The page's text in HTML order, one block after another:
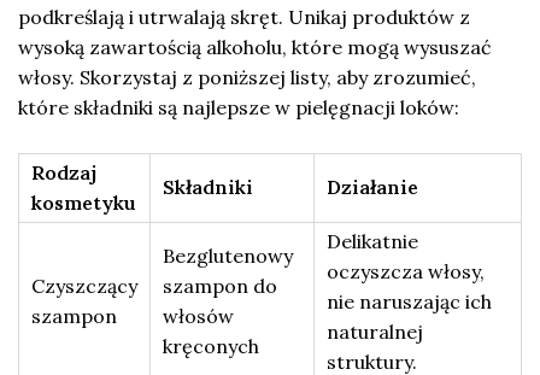
podkreślają i utrwalają skręt. Unikaj produktów z
wysoką zawartością alkoholu, które mogą wysuszać
włosy. Skorzystaj z poniższej listy, aby zrozumieć,
które składniki są najlepsze w pielęgnacji loków:
Rodzaj
kosmetyku
Składniki Działanie
Czyszczący
szampon
Bezglutenowy
szampon do
włosów
kręconych
Delikatnie
oczyszcza włosy,
nie naruszając ich
naturalnej
struktury.